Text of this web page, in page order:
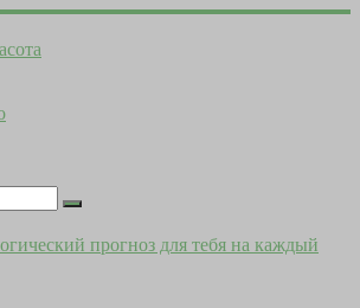
прогноз для тебя на каждый